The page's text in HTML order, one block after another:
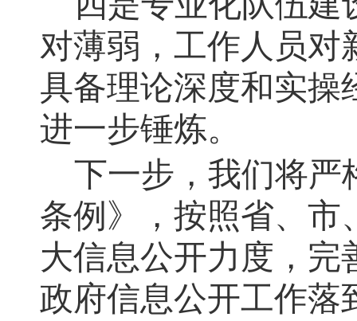
对薄弱 ， 工作人员对
具备理论深度和实操
进一步锤炼。
下一步 ， 我们将严
条例》，按照省、市
大信息公开力度，完
政府信息公开工作落